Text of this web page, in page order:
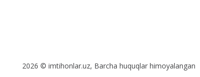
2026 © imtihonlar.uz, Barcha huquqlar himoyalangan